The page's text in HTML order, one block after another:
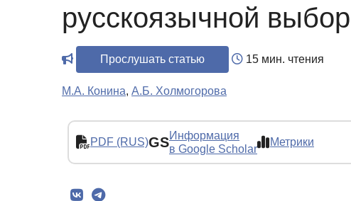
русскоязычной
Прослушать статью 15 мин. чтения
М.А. Конина, А.Б. Холмогорова
PDF (RUS)GSИнформация
в Google Scholar
Метрики